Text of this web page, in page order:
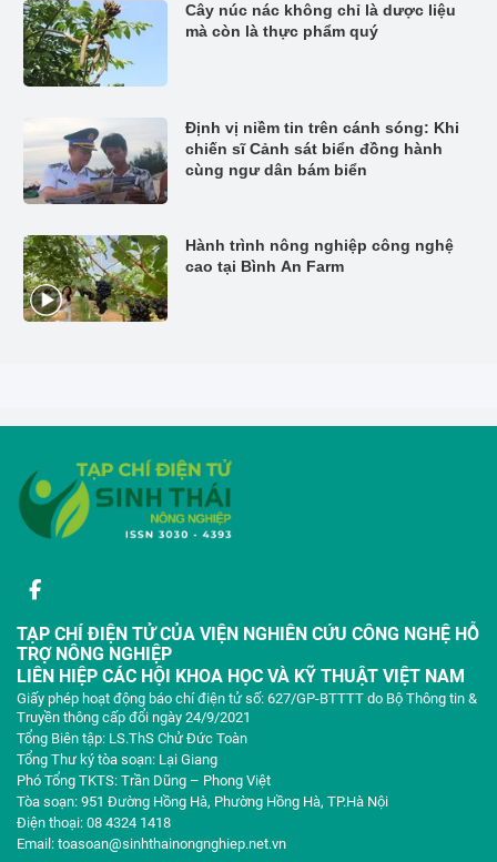
Cây núc nác không chỉ là dược liệu
mà còn là thực phẩm quý
Định vị niềm tin trên cánh sóng: Khi
chiến sĩ Cảnh sát biển đồng hành
cùng ngư dân bám biển
Hành trình nông nghiệp công nghệ
cao tại Bình An Farm
TẠP CHÍ ĐIỆN TỬ CỦA VIỆN NGHIÊN CỨU CÔNG NGHỆ HỖ
TRỢ NÔNG NGHIỆP
LIÊN HIỆP CÁC HỘI KHOA HỌC VÀ KỸ THUẬT VIỆT NAM
Giấy phép hoạt động báo chí điện tử số: 627/GP-BTTTT do Bộ Thông tin &
Truyền thông cấp đổi ngày 24/9/2021
Tổng Biên tập: LS.ThS Chử Đức Toàn
Tổng Thư ký tòa soạn: Lại Giang
Phó Tổng TKTS: Trần Dũng – Phong Việt
Tòa soạn: 951 Đường Hồng Hà, Phường Hồng Hà, TP.Hà Nội
Điện thoại: 08 4324 1418
Email: toasoan@sinhthainongnghiep.net.vn